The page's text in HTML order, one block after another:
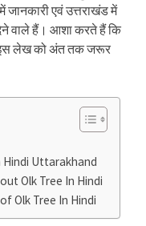
एवं उत्तराखंड में
वाले हैं। आशा करते हैं कि
लेख को अंत तक जरूर
Hindi Uttarakhand
Olk Tree In Hindi
of Olk Tree In Hindi